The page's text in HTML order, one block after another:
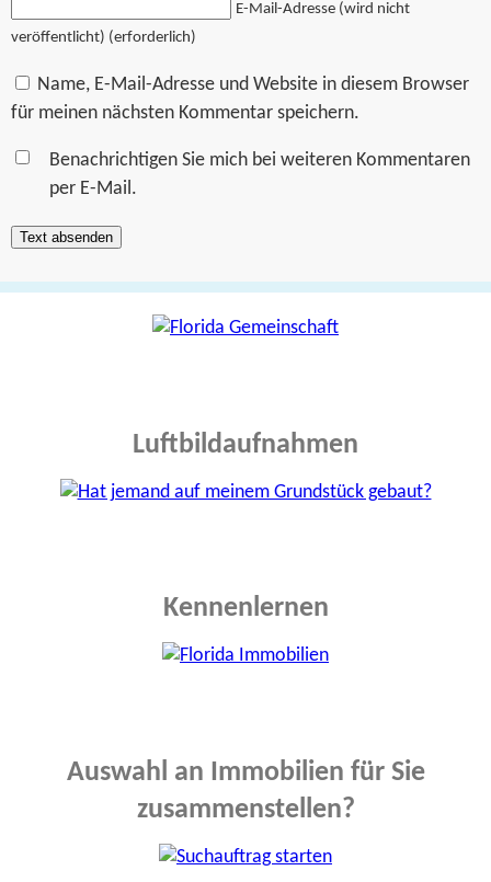
E-Mail-Adresse (wird nicht
veröffentlicht) (erforderlich)
Name, E-Mail-Adresse und Website in diesem Browser
für meinen nächsten Kommentar speichern.
Benachrichtigen Sie mich bei weiteren Kommentaren
per E-Mail.
Luftbildaufnahmen
Kennenlernen
Auswahl an Immobilien für Sie
zusammenstellen?